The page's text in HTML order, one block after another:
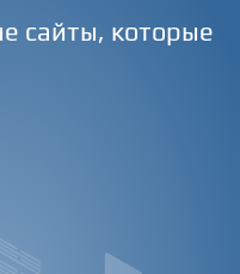
сайты, которые